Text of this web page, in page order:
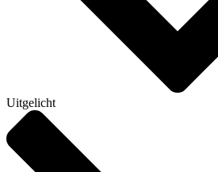
Uitgelicht